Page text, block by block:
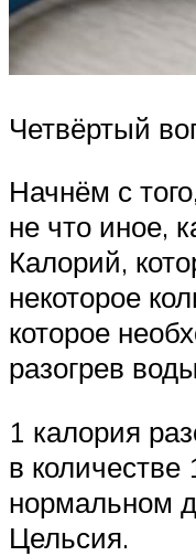
Четвёртый
Начнём с
не что иное,
Калорий,
некоторое
которое
разогрев
1 калория
в количестве
нормальном
Цельсия.